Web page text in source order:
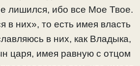
лишился, ибо все Мое Твое.
в них», то есть имея власть
в них, как Владыка,
царя, имея равную с отцом